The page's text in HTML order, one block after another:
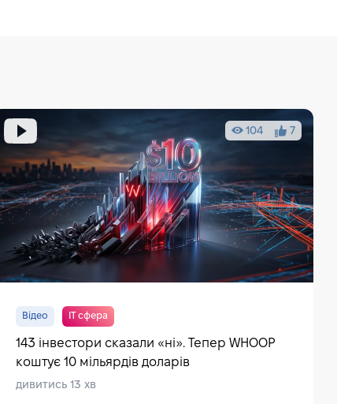
104 7
Відео IT сфера
143 інвестори сказали «ні». Тепер WHOOP
коштує 10 мільярдів доларів
дивитись 13 хв